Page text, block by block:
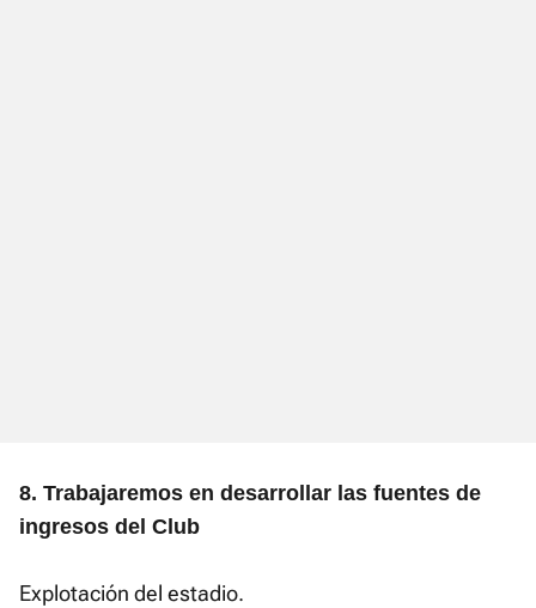
8. Trabajaremos en desarrollar las fuentes de
ingresos del Club
Explotación del estadio.